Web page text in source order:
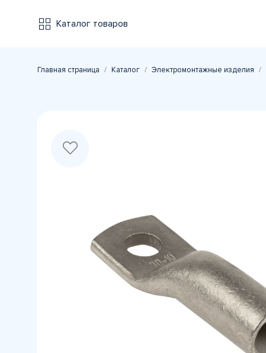
Каталог товаров
Главная страница Каталог Электромонтажные изделия